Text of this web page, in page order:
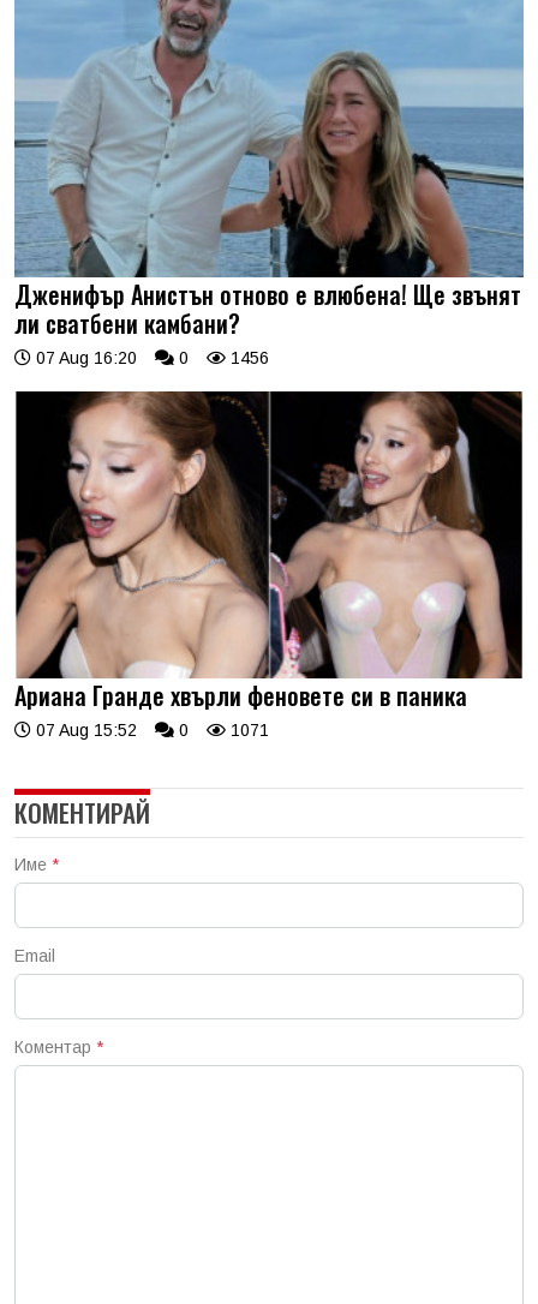
Дженифър Анистън отново е влюбена! Ще звънят
ли сватбени камбани?
07 Aug 16:20 0 1456
Ариана Гранде хвърли феновете си в паника
07 Aug 15:52 0 1071
КОМЕНТИРАЙ
Име *
Email
Коментар *